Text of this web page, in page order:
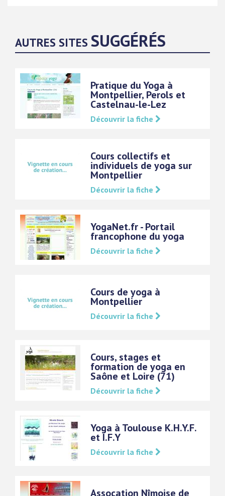
AUTRES SITES SUGGÉRÉS
Pratique du Yoga à
Montpellier, Perols et
Castelnau-le-Lez
Découvrir la fiche
Cours collectifs et
individuels de yoga sur
Montpellier
Découvrir la fiche
YogaNet.fr - Portail
francophone du yoga
Découvrir la fiche
Cours de yoga à
Montpellier
Découvrir la fiche
Cours, stages et
formation de yoga en
Saône et Loire (71)
Découvrir la fiche
Yoga à Toulouse K.H.Y.F.
et I.F.Y
Découvrir la fiche
Assocation Nîmoise de